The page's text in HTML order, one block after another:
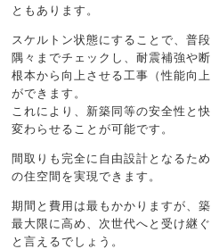
ともあります。
スケルトン状態にすることで、普
隅々までチェックし、耐震補強や
根本から向上させる工事（性能向
ができます。
これにより、新築同等の安全性と
変わらせることが可能です。
間取りも完全に自由設計となるた
の住空間を実現できます。
期間と費用は最もかかりますが、
最大限に高め、次世代へと受け継
と言えるでしょう。